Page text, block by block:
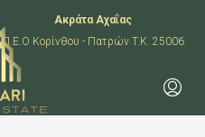
Ακράτα Αχαΐας
Π.Ε.Ο Κορίνθου - Πατρών T.K. 25006